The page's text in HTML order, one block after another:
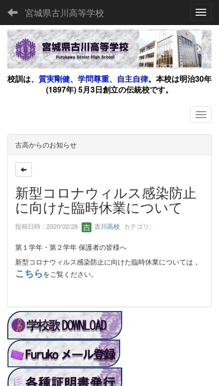
宮城県古川高等学校
校訓は、 質実剛健、学問尊重、自主自律。 本校は明治30年
(1897年) 5月3日創立の伝統校です。
古高からのお知らせ
新型コロナウィルス感染防止
に向けた臨時休業について
投稿日時 : 2020/02/28 古川高校 カテゴリ:
第１学年・第２学年 保護者の皆様へ
新型コロナウィルス感染防止に向けた臨時休業については，
こちらをご覧ください。